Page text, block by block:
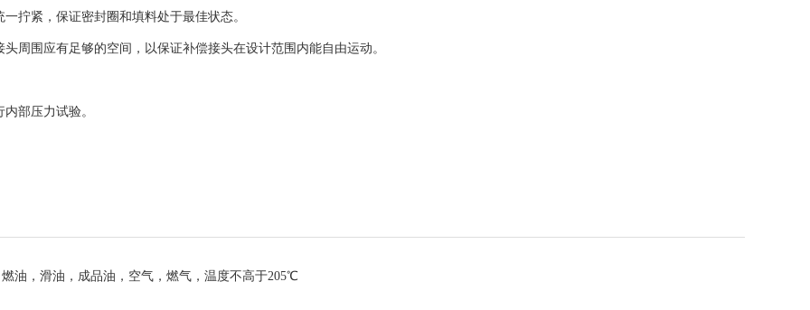
拧紧，保证密封圈和填料处于最佳状态。
周围应有足够的空间，以保证补偿接头在设计范围内能自由运动。
部压力试验。
油，滑油，成品油，空气，燃气，温度不高于205℃